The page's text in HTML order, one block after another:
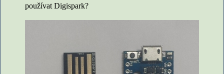
používat Digispark?